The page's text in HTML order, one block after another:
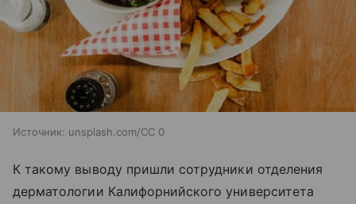
Источник: unsplash.com/CC 0
К такому выводу пришли сотрудники отделения
дерматологии Калифорнийского университета